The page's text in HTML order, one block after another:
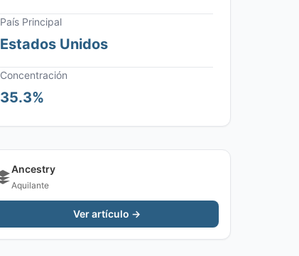
País Principal
Estados Unidos
Concentración
35.3%
Ancestry
Aquilante
Ver artículo →